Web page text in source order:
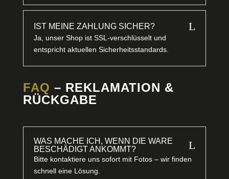
IST MEINE ZAHLUNG SICHER? L
Ja, unser Shop ist SSL-verschlüsselt und
entspricht aktuellen Sicherheitsstandards.
FAQ – REKLAMATION &
RÜCKGABE
WAS MACHE ICH, WENN DIE WARE
BESCHÄDIGT ANKOMMT?
L
Bitte kontaktiere uns sofort mit Fotos – wir finden
schnell eine Lösung.